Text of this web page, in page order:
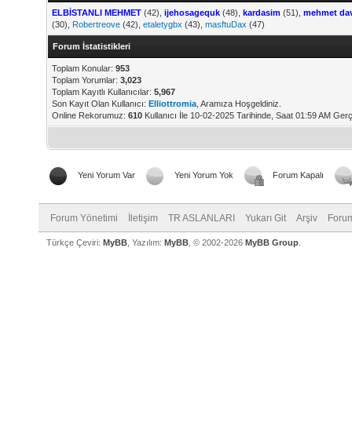
ELBİSTANLI MEHMET (42), ijehosagequk (48), kardasim (51), mehmet
(30), Robertreove (42), etaletygbx (43), masftuDax (47)
Forum İstatistikleri
Toplam Konular: 953
Toplam Yorumlar: 3,023
Toplam Kayıtlı Kullanıcılar: 5,967
Son Kayıt Olan Kullanıcı: Elliottromia , Aramıza Hoşgeldiniz.
Online Rekorumuz: 610 Kullanıcı İle 10-02-2025 Tarihinde, Saat 01:59 AM
Yeni Yorum Var Yeni Yorum Yok Forum Kapalı
Forum Yönetimi İletişim TR ASLANLARI Yukarı Git Arşiv
Türkçe Çeviri: MyBB , Yazılım: MyBB , © 2002-2026 MyBB Group